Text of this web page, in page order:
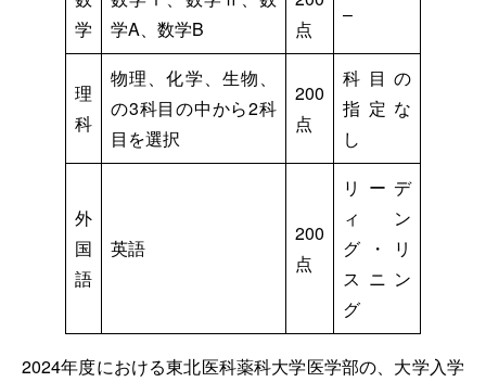
学
学A、数学B
点
–
理
科
物理、化学、生物、
の3科目の中から2科
目を選択
200
点
科目の
指定な
し
外
国
語
英語
200
点
リーデ
ィン
グ・リ
スニン
グ
2024年度における東北医科薬科大学医学部の、大学入学